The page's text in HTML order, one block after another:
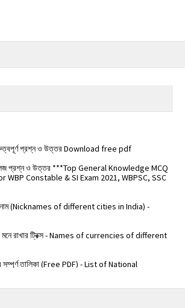
প্রশ্ন ও উত্তর ***Top General Knowledge MCQ
WBP Constable & SI Exam 2021, WBPSC, SSC
(Nicknames of different cities in India) -
ও মনে রাখার ট্রিক্স - Names of currencies of different
তালিকা (Free PDF) - List of National